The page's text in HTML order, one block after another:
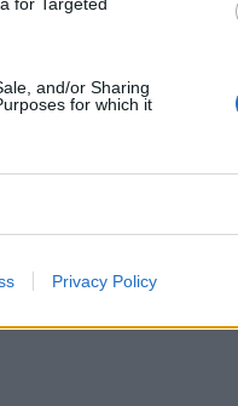
and/or Sharing
for which it
Privacy Policy